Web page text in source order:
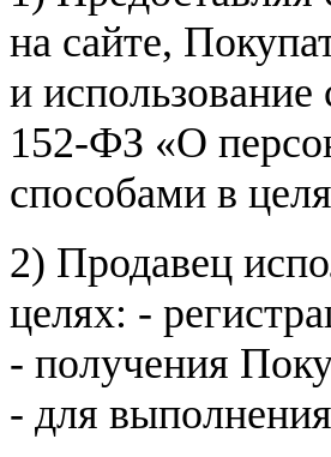
на сайте,
и
152-ФЗ «О
способами в
2) Продавец
целях: -
- получения
- для